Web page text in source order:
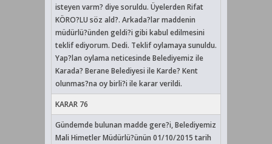
isteyen varm? diye soruldu. Üyelerden Rifat
KÖRO?LU söz ald?. Arkada?lar maddenin
müdürlü?ünden geldi?i gibi kabul edilmesini
teklif ediyorum. Dedi. Teklif oylamaya sunuldu.
Yap?lan oylama neticesinde Belediyemiz ile
Karada? Berane Belediyesi ile Karde? Kent
olunmas?na oy birli?i ile karar verildi.
KARAR 76
Gündemde bulunan madde gere?i, Belediyemiz
Mali Himetler Müdürlü?ünün 01/10/2015 tarih